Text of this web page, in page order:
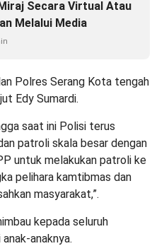
Secara Virtual Atau
Melalui Media
Polres Serang Kota tengah
Edy Sumardi.
saat ini Polisi terus
patroli skala besar dengan
untuk melakukan patroli ke
pelihara kamtibmas dan
masyarakat,”.
kepada seluruh
anaknya.